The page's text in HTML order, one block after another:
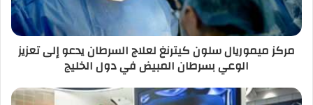
مركز ميموريال سلون كيترنغ لعلاج السرطان يدعو إلى تعزيز
الوعي بسرطان المبيض في دول الخليج